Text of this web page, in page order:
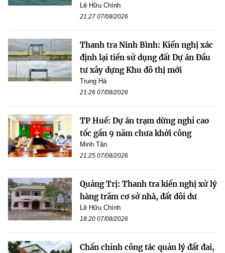
Lê Hữu Chính
21:27 07/08/2026
Thanh tra Ninh Bình: Kiến nghị xác
định lại tiền sử dụng đất Dự án Đầu
tư xây dựng Khu đô thị mới
Trung Hà
21:26 07/08/2026
TP Huế: Dự án trạm dừng nghỉ cao
tốc gần 9 năm chưa khởi công
Minh Tân
21:25 07/08/2026
Quảng Trị: Thanh tra kiến nghị xử lý
hàng trăm cơ sở nhà, đất dôi dư
Lê Hữu Chính
18:20 07/08/2026
Chấn chỉnh công tác quản lý đất đai,